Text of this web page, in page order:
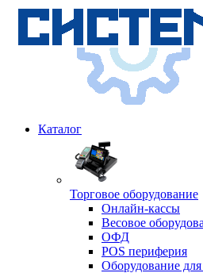
Каталог
Торговое оборудование
Онлайн-кассы
Весовое
ОФД
POS периферия
Оборудование